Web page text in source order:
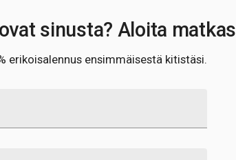
sinusta? Aloita
erikoisalennus ensimmäisestä kitistäsi.